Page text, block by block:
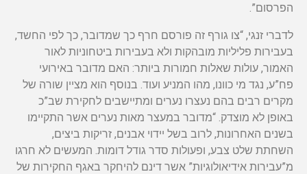
הפרסום”.
לדברי זנגי, “צו גורף זה פורסם חרף כך שמדובר, כך לפי החשד,
בעבירות פליליות מובהקות ולא בעבירות ביטחוניות לאור
האמור, עולות שאלות חמורות ביותר: האם מדובר באירועי
פח”ע, נגד מי כוונו, מהו המניע ועוד. בנוסף הוא מציין שורה של
מקרים רבים בהם נעצרו נערים ומתיישבים לחקירת שב”כ
באופן לא מוצדק. “מדובר במעצר מאות נערים אשר התקיימו
בשנים האחרונות, לרוב בשל יידוי אבנים, זריקות ביצים,
השחתת שלט צבע, ופעולות סדר גודל דומות. המעשים לא חרגו
מ”עבירות אידיאולוגיות” אשר דינם להיחקר באגף החקירות של